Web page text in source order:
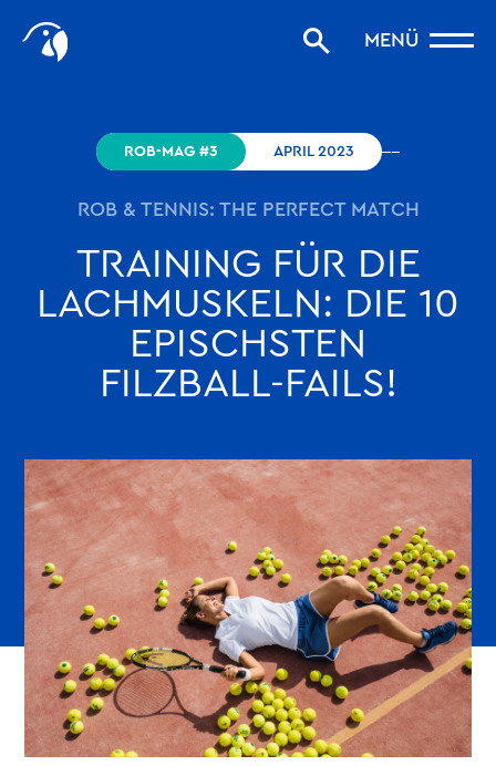
MENÜ
Start
Storys filtern
robinson.com
ROB-MAG #3 APRIL 2023
ROB & TENNIS: THE PERFECT MATCH
TRAINING FÜR DIE
LACHMUSKELN: DIE 10
EPISCHSTEN
FILZBALL-FAILS!